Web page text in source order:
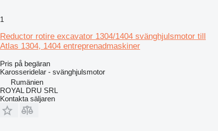
1
Reductor rotire excavator 1304/1404 svänghjulsmotor till
Atlas 1304, 1404 entreprenadmaskiner
Pris på begäran
Karosseridelar - svänghjulsmotor
Rumänien
ROYAL DRU SRL
Kontakta säljaren